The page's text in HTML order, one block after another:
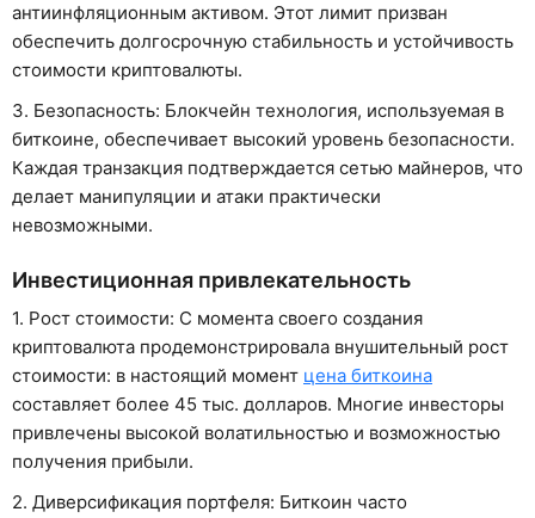
антиинфляционным активом. Этот лимит призван
обеспечить долгосрочную стабильность и устойчивость
стоимости криптовалюты.
3. Безопасность: Блокчейн технология, используемая в
биткоине, обеспечивает высокий уровень безопасности.
Каждая транзакция подтверждается сетью майнеров, что
делает манипуляции и атаки практически
невозможными.
Инвестиционная привлекательность
1. Рост стоимости: С момента своего создания
криптовалюта продемонстрировала внушительный рост
стоимости: в настоящий момент цена биткоина
составляет более 45 тыс. долларов. Многие инвесторы
привлечены высокой волатильностью и возможностью
получения прибыли.
2. Диверсификация портфеля: Биткоин часто